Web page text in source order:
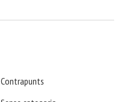
Contrapunts